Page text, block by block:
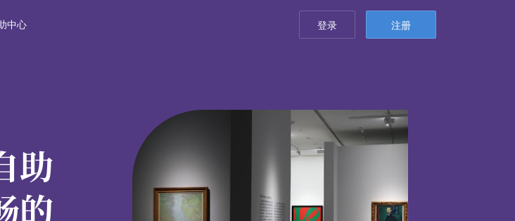
中心 登录 注册
助
的